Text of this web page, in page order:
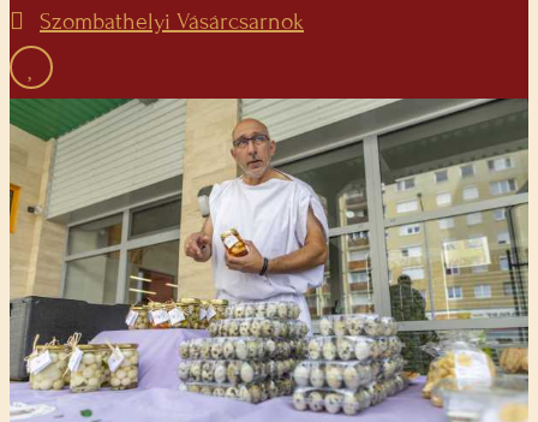
Szombathelyi Vásárcsarnok